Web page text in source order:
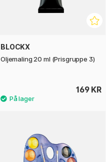
BLOCKX
Oljemaling 20 ml (Prisgruppe 3)
169 KR